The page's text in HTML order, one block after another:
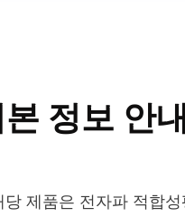
정보 안
당 제품은 전자파 적합